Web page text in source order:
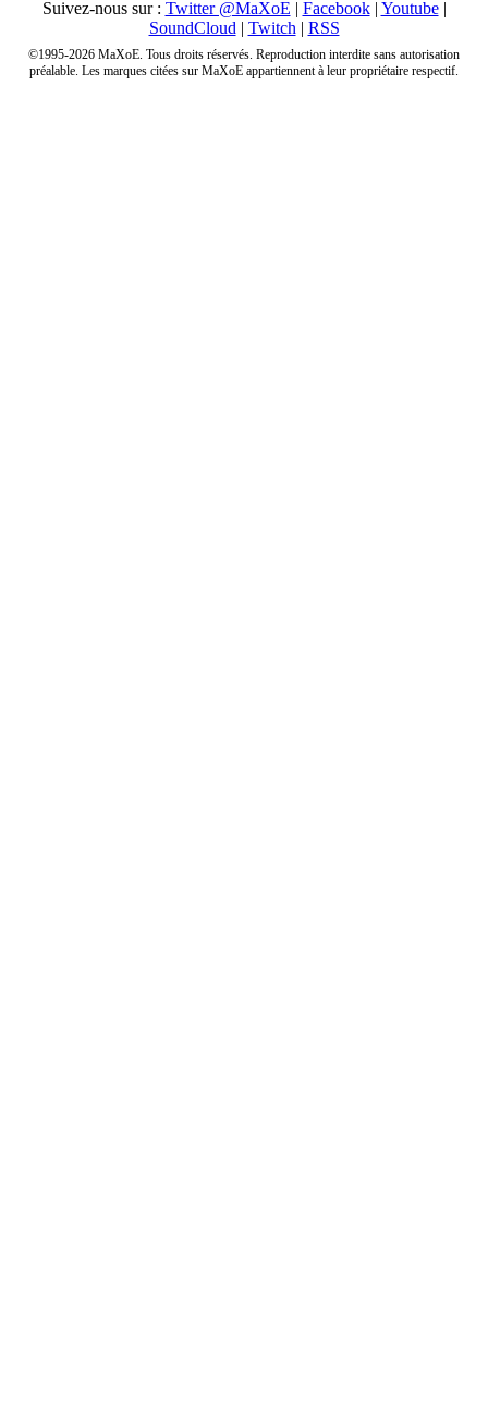
Suivez-nous sur : Twitter @MaXoE | Facebook| Youtube|
SoundCloud | Twitch | RSS
©1995-2026 MaXoE. Tous droits réservés. Reproduction interdite sans autorisation
préalable. Les marques citées sur MaXoE appartiennent à leur propriétaire respectif.